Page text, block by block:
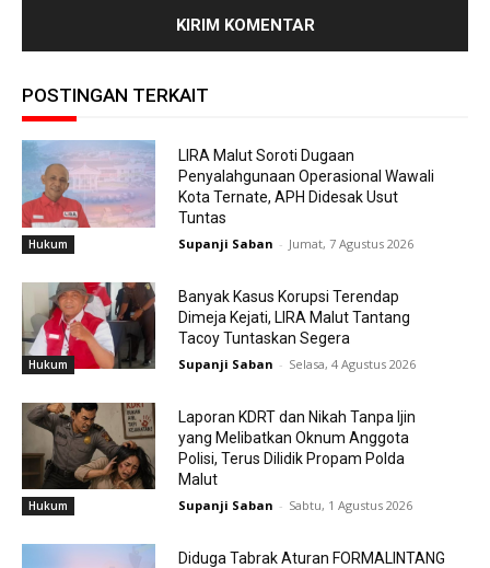
POSTINGAN TERKAIT
Hukum
LIRA Malut Soroti Dugaan
Penyalahgunaan Operasional Wawali
Kota Ternate, APH Didesak Usut
Tuntas
Supanji Saban - Jumat, 7 Agustus 2026
Hukum
Banyak Kasus Korupsi Terendap
Dimeja Kejati, LIRA Malut Tantang
Tacoy Tuntaskan Segera
Supanji Saban - Selasa, 4 Agustus 2026
Hukum
Laporan KDRT dan Nikah Tanpa Ijin
yang Melibatkan Oknum Anggota
Polisi, Terus Dilidik Propam Polda
Malut
Supanji Saban - Sabtu, 1 Agustus 2026
Diduga Tabrak Aturan FORMALINTANG